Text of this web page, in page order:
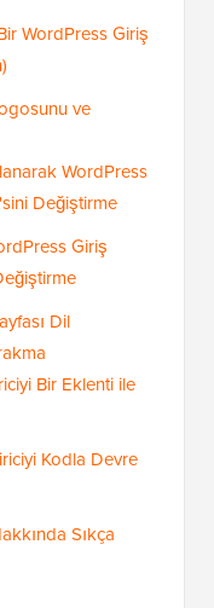
WordPress Giriş
ve
WordPress
Değiştirme
Giriş
Dil
Bir Eklenti ile
Kodla Devre
Sıkça